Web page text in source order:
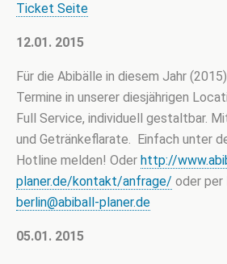
Ticket Seite
12.01. 2015
Für die Abibälle in diesem Jahr
Termine in unserer diesjährigen
Full Service, individuell gestaltbar.
und Getränkeflarate. Einfach unter
Hotline melden! Oder http://
planer.de/kontakt/anfrage/ oder per
berlin@abiball-planer.de
05.01. 2015